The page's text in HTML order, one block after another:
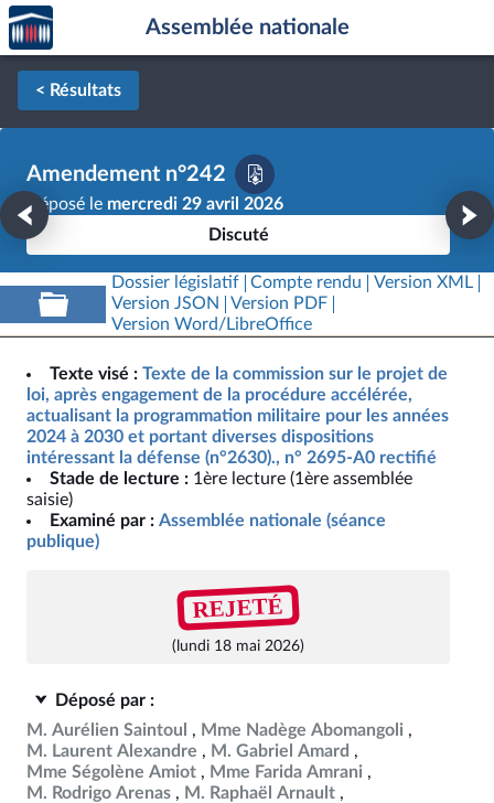
Aller au contenu
Aller en bas de la page
Accèder
à la
page
d'accueil
Assemblée nationale
< Résultats
Amendement n°242
Déposé le mercredi 29 avril 2026
Discuté
Dossier législatif Compte rendu
Version XML
Version JSON
Version PDF
Version Word/LibreOffice
Texte visé : Texte de la commission sur le projet de
loi, après engagement de la procédure accélérée,
actualisant la programmation militaire pour les années
2024 à 2030 et portant diverses dispositions
intéressant la défense (n°2630)., n° 2695-A0 rectifié
Stade de lecture : 1ère lecture (1ère assemblée
saisie)
Examiné par : Assemblée nationale (séance
publique)
REJETÉ
(lundi 18 mai 2026)
Déposé par :
M. Aurélien Saintoul
Mme Nadège Abomangoli
M. Laurent Alexandre
M. Gabriel Amard
Mme Ségolène Amiot
Mme Farida Amrani
M. Rodrigo Arenas
M. Raphaël Arnault